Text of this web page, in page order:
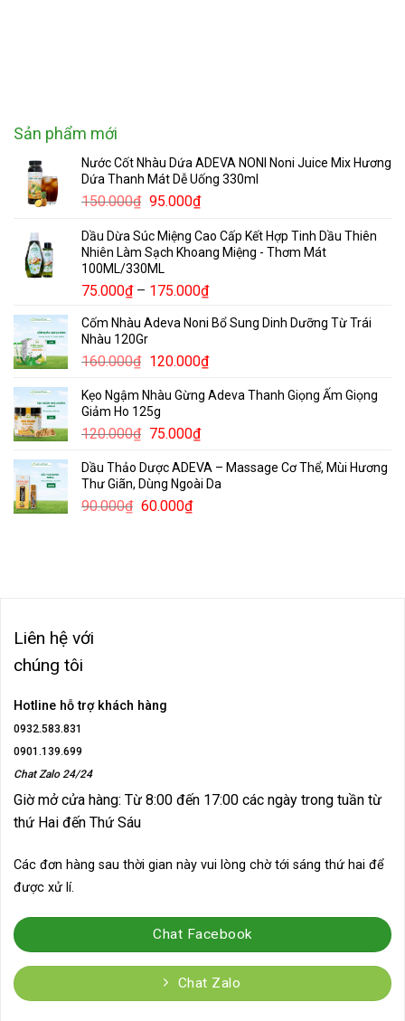
Sản phẩm mới
Nước Cốt Nhàu Dứa ADEVA NONI Noni Juice Mix Hương
Dứa Thanh Mát Dễ Uống 330ml
150.000₫ Giá
là:
150.000₫.
95.000₫Giá
tại
là:
Dầu Dừa Súc Miệng Cao Cấp Kết Hợp Tinh Dầu Thiên
Nhiên Làm Sạch Khoang Miệng - Thơm Mát
100ML/330ML
75.000₫ – 175.000₫Khoảng
từ
đến
Cốm Nhàu Adeva Noni Bổ Sung Dinh Dưỡng Từ Trái
Nhàu 120Gr
160.000₫ Giá
là:
160.000₫.
120.000₫Giá
tại
Kẹo Ngậm Nhàu Gừng Adeva Thanh Giọng Ấm Giọng
Giảm Ho 125g
120.000₫ Giá
là:
120.000₫.
75.000₫Giá
tại
là:
Dầu Thảo Dược ADEVA – Massage Cơ Thể, Mùi Hương
Thư Giãn, Dùng Ngoài Da
90.000₫ Giá
60.000₫Giá
Liên hệ với
chúng tôi
Hotline hỗ trợ khách hàng
0932.583.831
0901.139.699
Chat Zalo 24/24
Giờ mở cửa hàng: Từ 8:00 đến 17:00 các ngày trong tuần từ
thứ Hai đến Thứ Sáu
Các đơn hàng sau thời gian này vui lòng chờ tới sáng thứ hai để
được xử lí.
Chat Facebook
Chat Zalo